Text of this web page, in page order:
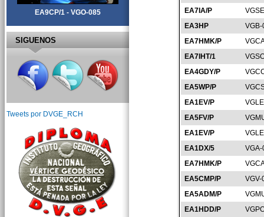
EA7IA/P
EA3HP
EA7HMK/P
EA7IHT/1
EA4GDY/P
EA5WP/P
EA1EV/P
EA5FV/P
EA1EV/P
EA1DX/5
EA7HMK/P
EA5CMP/P
VGV-
EA5ADM/P
EA1HDD/P
EA9CP/1 - VGO-085
SIGUENOS
Tweets por DVGE_RCH